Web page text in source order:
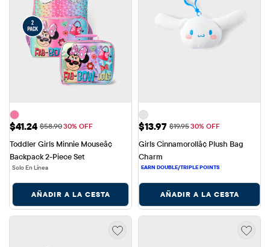
Precio de venta: $41.24
$41.24 Precio original: $58.90
$58.9030% OFF
Toddler Girls Minnie Mouseâ¢
Backpack 2-Piece Set
Solo En Línea
AÑADIR A LA CESTA
Precio de venta: $13.97
$13.97 Precio original: $19.95
$19.9530% OFF
Girls Cinnamorollâ¢ Plush Bag
Charm
AÑADIR A LA CESTA